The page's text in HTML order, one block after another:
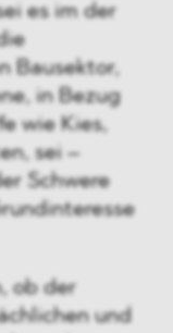
es im der
Bausektor,
in Bezug
wie Kies,
sei –
Schwere
ob der
und